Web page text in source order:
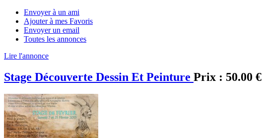
Envoyer à un ami
Ajouter à mes Favoris
Envoyer un email
Toutes les annonces
Lire l'annonce
Stage Découverte Dessin Et Peinture Prix : 50.00 €